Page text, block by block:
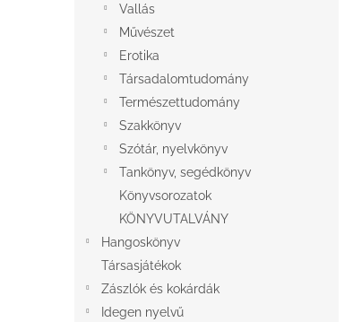
Vallás
Művészet
Erotika
Társadalomtudomány
Természettudomány
Szakkönyv
Szótár, nyelvkönyv
Tankönyv, segédkönyv
Könyvsorozatok
KÖNYVUTALVÁNY
Hangoskönyv
Társasjátékok
Zászlók és kokárdák
Idegen nyelvű